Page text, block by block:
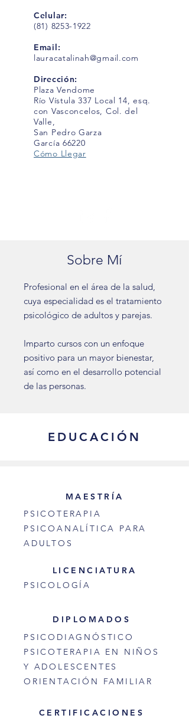
Celular:
(81) 8253-1922
Email:
lauracatalinah@gmail.com
Dirección:
Plaza Vendome
Río Vístula 337 Local 14, esq.
con Vasconcelos, Col. del
Valle,
San Pedro Garza
García 66220
Cómo Llegar
EDUCACIÓN
PSICOTERAPIA
PSICOANALÍTICA PARA
ADULTOS
MAESTRÍA
DIPLOMADOS
PSICODIAGNÓSTICO
PSICOTERAPIA EN NIÑOS
Y ADOLESCENTES
ORIENTACIÓN FAMILIAR
PSICOLOGÍA
LICENCIATURA
CERTIFICACIONES
Sobre Mí
Profesional en el área de la salud,
cuya especialidad es el tratamiento
psicológico de adultos y parejas.
Imparto cursos con un enfoque
positivo para un mayor bienestar,
así como en el desarrollo potencial
de las personas.